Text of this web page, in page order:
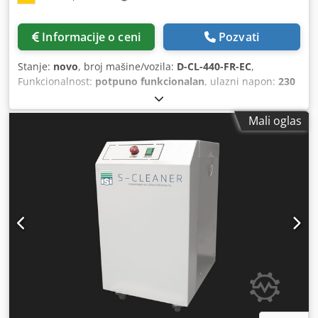
Informacije o ceni Pozvati
Stanje: novo, broj mašine/vozila: D-CL-440-FR-EC,
Funkcionalnost: potpuno funkcionalan, ulazni napon: 230
450 m³/h
visina:1.430 mm, ukupna dužina:450 mm, ukupna širina:
Dostupna tipska
pločica, broj obrtaja beskonačno promenljiv
CLEANER Mehanički uređaj za filtriranje vazduha (prašina)
Tip: 440 FR Verzija: Mobilni Kontrola: bez Horizontalni,
mobilni mehanički prečistač vazduha sa EC Centrifugalni
ventilator za odvajanje prašine. TEHNIČKI OPIS:
Dsdpfxovrxc Aj Agmjck Protok vazduha: - 450 m³/h
(slobodno duvanje) (u zavisnosti od konfiguracije filtera bez
elemenata detekcije) Otvor za dovod vazduha: pregrada
ploča kao Pre-separator Usisni razvodnik: 100 mm (leva
strana) Oprema za filtere: - Filter uložak (klasa prašine M
prema DIN EN 60335-2-69 Aneks AA) - Čišćenje
komprimovanog vazduha preko rotacione lopatice
Mali oglas